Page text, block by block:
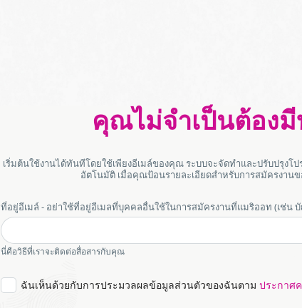
หน้า
จอ
การ
ตรวจ
สอบ
คุณไม่จำเป็นต้อง
เริ่มต้นใช้งานได้ทันทีโดยใช้เพียงอีเมล์ของคุณ ระบบจะจัดทำและปรับปรุง
อัตโนมัติ เมื่อคุณป้อนรายละเอียดสำหรับการสมัครงาน
ที่อยู่อีเมล์ - อย่าใช้ที่อยู่อีเมลที่บุคคลอื่นใช้ในการสมัครงานที่แมริออท (เช่น
honeypot
นี่คือวิธีที่เราจะติดต่อสื่อสารกับคุณ
ฉันเห็นด้วยกับการประมวลผลข้อมูลส่วนตัวของฉันตาม ประกาศ